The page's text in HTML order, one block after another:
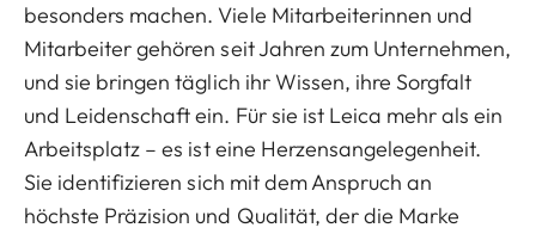
besonders machen. Viele Mitarbeiterinnen und
Mitarbeiter gehören seit Jahren zum Unternehmen,
und sie bringen täglich ihr Wissen, ihre Sorgfalt
und Leidenschaft ein. Für sie ist Leica mehr als ein
Arbeitsplatz – es ist eine Herzensangelegenheit.
Sie identifizieren sich mit dem Anspruch an
höchste Präzision und Qualität, der die Marke